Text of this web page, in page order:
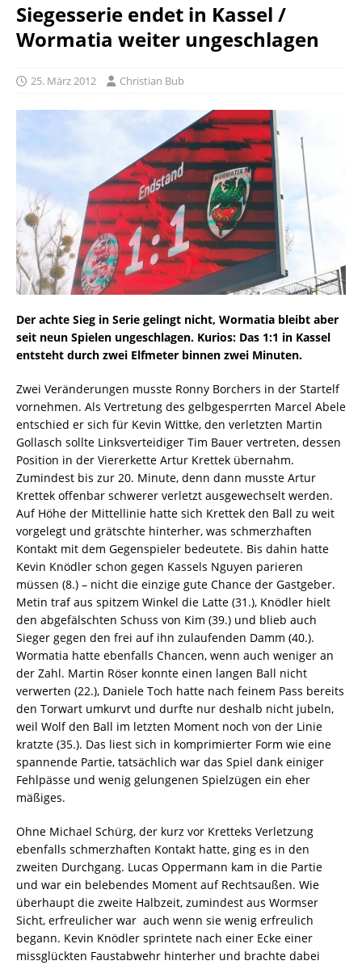
Siegesserie endet in Kassel /
Wormatia weiter ungeschlagen
25. März 2012 Christian Bub
Der achte Sieg in Serie gelingt nicht, Wormatia bleibt aber
seit neun Spielen ungeschlagen. Kurios: Das 1:1 in Kassel
entsteht durch zwei Elfmeter binnen zwei Minuten.
Zwei Veränderungen musste Ronny Borchers in der Startelf
vornehmen. Als Vertretung des gelbgesperrten Marcel Abele
entschied er sich für Kevin Wittke, den verletzten Martin
Gollasch sollte Linksverteidiger Tim Bauer vertreten, dessen
Position in der Viererkette Artur Krettek übernahm.
Zumindest bis zur 20. Minute, denn dann musste Artur
Krettek offenbar schwerer verletzt ausgewechselt werden.
Auf Höhe der Mittellinie hatte sich Krettek den Ball zu weit
vorgelegt und grätschte hinterher, was schmerzhaften
Kontakt mit dem Gegenspieler bedeutete. Bis dahin hatte
Kevin Knödler schon gegen Kassels Nguyen parieren
müssen (8.) – nicht die einzige gute Chance der Gastgeber.
Metin traf aus spitzem Winkel die Latte (31.), Knödler hielt
den abgefälschten Schuss von Kim (39.) und blieb auch
Sieger gegen den frei auf ihn zulaufenden Damm (40.).
Wormatia hatte ebenfalls Chancen, wenn auch weniger an
der Zahl. Martin Röser konnte einen langen Ball nicht
verwerten (22.), Daniele Toch hatte nach feinem Pass bereits
den Torwart umkurvt und durfte nur deshalb nicht jubeln,
weil Wolf den Ball im letzten Moment noch von der Linie
kratzte (35.). Das liest sich in komprimierter Form wie eine
spannende Partie, tatsächlich war das Spiel dank einiger
Fehlpässe und wenig gelungenen Spielzügen ein eher
mäßiges.
Ohne Michael Schürg, der kurz vor Kretteks Verletzung
ebenfalls schmerzhaften Kontakt hatte, ging es in den
zweiten Durchgang. Lucas Oppermann kam in die Partie
und war ein belebendes Moment auf Rechtsaußen. Wie
überhaupt die zweite Halbzeit, zumindest aus Wormser
Sicht, erfreulicher war  auch wenn sie wenig erfreulich
begann. Kevin Knödler sprintete nach einer Ecke einer
missglückten Faustabwehr hinterher und brachte dabei